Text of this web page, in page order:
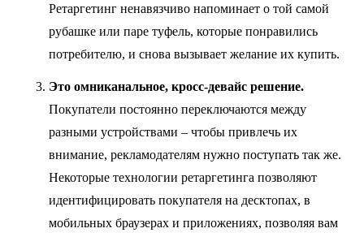
Ретаргетинг ненавязчиво напоминает о той самой
рубашке или паре туфель, которые понравились
потребителю, и снова вызывает желание их купить.
Это омниканальное, кросс-девайс решение.
Покупатели постоянно переключаются между
разными устройствами – чтобы привлечь их
внимание, рекламодателям нужно поступать так же.
Некоторые технологии ретаргетинга позволяют
идентифицировать покупателя на десктопах, в
мобильных браузерах и приложениях, позволяя вам